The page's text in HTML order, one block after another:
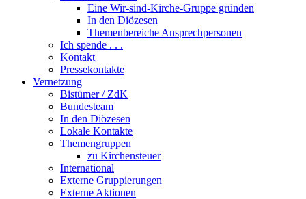
Eine Wir-sind-Kirche-Gruppe gründen
In den Diözesen
Themenbereiche Ansprechpersonen
Ich spende . . .
Kontakt
Pressekontakte
Vernetzung
Bistümer / ZdK
Bundesteam
In den Diözesen
Lokale Kontakte
Themengruppen
zu Kirchensteuer
International
Externe Gruppierungen
Externe Aktionen